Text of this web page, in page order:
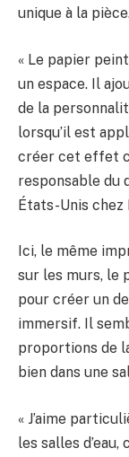
unique à la
« Le papier
un espace. Il
de la
lorsqu’il est
créer cet effet
responsable du
États-Unis chez
Ici, le même
sur les murs, le
pour créer un
immersif. Il
proportions de
bien dans une
« J’aime
les salles d’eau,